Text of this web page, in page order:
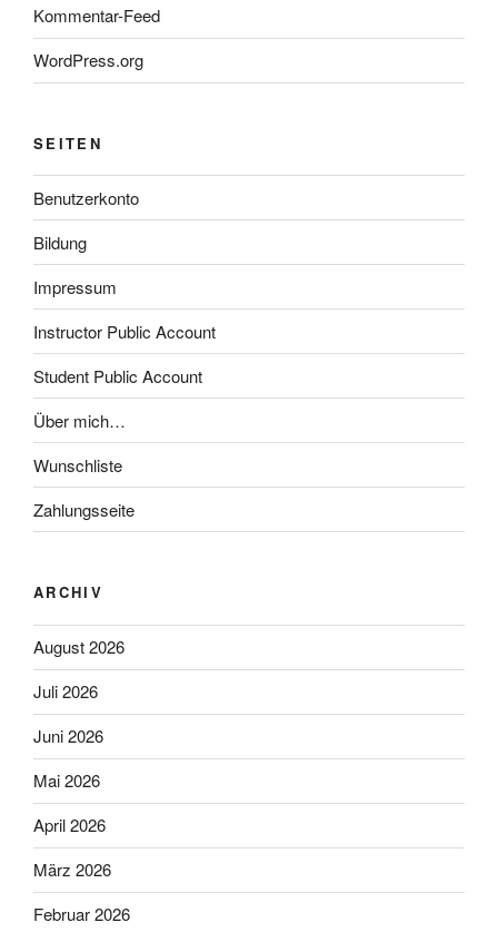
Kommentar-Feed
WordPress.org
SEITEN
Benutzerkonto
Bildung
Impressum
Instructor Public Account
Student Public Account
Über mich…
Wunschliste
Zahlungsseite
ARCHIV
August 2026
Juli 2026
Juni 2026
Mai 2026
April 2026
März 2026
Februar 2026